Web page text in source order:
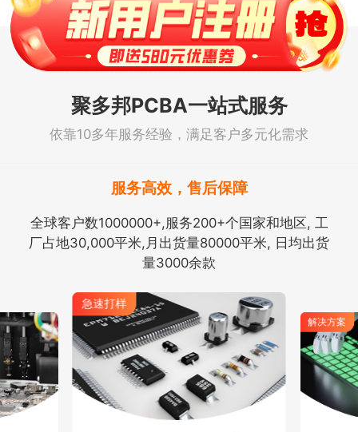
聚多邦PCBA一站式服务
依靠10多年服务经验，满足客户多元化需求
服务高效，售后保障
全球客户数1000000+,服务200+个国家和地区, 工
厂占地30,000平米,月出货量80000平米, 日均出货
量3000余款
急速打样
解决方案